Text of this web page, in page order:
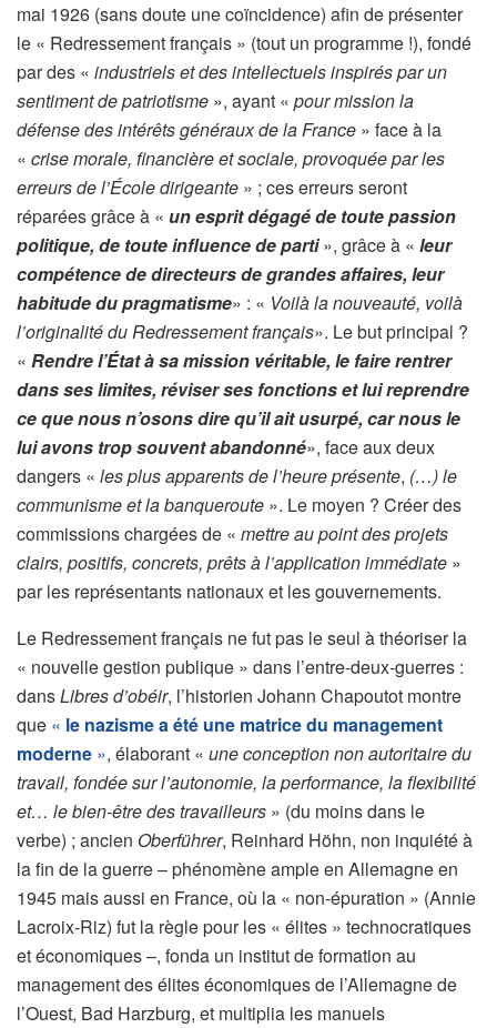
mai 1926 (sans doute une coïncidence) afin de présenter
le « Redressement français » (tout un programme !), fondé
par des « industriels et des intellectuels inspirés par un
sentiment de patriotisme », ayant « pour mission la
défense des intérêts généraux de la France » face à la
« crise morale, financière et sociale, provoquée par les
erreurs de l’École dirigeante » ; ces erreurs seront
réparées grâce à « un esprit dégagé de toute passion
politique, de toute influence de parti», grâce à « leur
compétence de directeurs de grandes affaires, leur
habitude du pragmatisme» : « Voilà la nouveauté, voilà
l’originalité du Redressement français». Le but principal ?
« Rendre l’État à sa mission véritable, le faire rentrer
dans ses limites, réviser ses fonctions et lui reprendre
ce que nous n’osons dire qu’il ait usurpé, car nous le
lui avons trop souvent abandonné», face aux deux
dangers « les plus apparents de l’heure présente, (…) le
communisme et la banqueroute ». Le moyen ? Créer des
commissions chargées de « mettre au point des projets
clairs, positifs, concrets, prêts à l’application immédiate »
par les représentants nationaux et les gouvernements.
Le Redressement français ne fut pas le seul à théoriser la
« nouvelle gestion publique » dans l’entre-deux-guerres :
dansLibres d’obéir, l’historien Johann Chapoutot montre
que « le nazisme a été une matrice du management
moderne », élaborant « une conception non autoritaire du
travail, fondée sur l’autonomie, la performance, la flexibilité
et… le bien-être des travailleurs » (du moins dans le
verbe) ; ancien Oberführer, Reinhard Höhn, non inquiété à
la fin de la guerre – phénomène ample en Allemagne en
1945 mais aussi en France, où la « non-épuration » (Annie
Lacroix-Riz) fut la règle pour les « élites » technocratiques
et économiques –, fonda un institut de formation au
management des élites économiques de l’Allemagne de
l’Ouest, Bad Harzburg, et multiplia les manuels